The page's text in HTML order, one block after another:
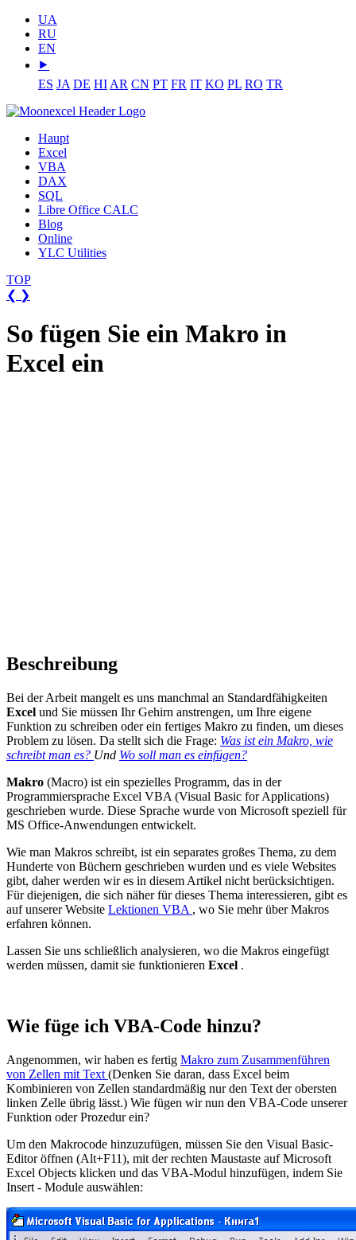
UA
RU
EN
⯈
ES JA DE HI AR CN PT FR IT KO PL RO TR
Haupt
Excel
VBA
DAX
SQL
Libre Office CALC
Blog
Online
YLC Utilities
TOP
❮ ❯
So fügen Sie ein Makro in
Excel ein
Beschreibung
Bei der Arbeit mangelt es uns manchmal an Standardfähigkeiten
Excel und Sie müssen Ihr Gehirn anstrengen, um Ihre eigene
Funktion zu schreiben oder ein fertiges Makro zu finden, um dieses
Problem zu lösen. Da stellt sich die Frage: Was ist ein Makro, wie
schreibt man es? Und Wo soll man es einfügen?
Makro (Macro) ist ein spezielles Programm, das in der
Programmiersprache Excel VBA (Visual Basic for Applications)
geschrieben wurde. Diese Sprache wurde von Microsoft speziell für
MS Office-Anwendungen entwickelt.
Wie man Makros schreibt, ist ein separates großes Thema, zu dem
Hunderte von Büchern geschrieben wurden und es viele Websites
gibt, daher werden wir es in diesem Artikel nicht berücksichtigen.
Für diejenigen, die sich näher für dieses Thema interessieren, gibt es
auf unserer Website Lektionen VBA , wo Sie mehr über Makros
erfahren können.
Lassen Sie uns schließlich analysieren, wo die Makros eingefügt
werden müssen, damit sie funktionieren Excel .
Wie füge ich VBA-Code hinzu?
Angenommen, wir haben es fertig Makro zum Zusammenführen
von Zellen mit Text (Denken Sie daran, dass Excel beim
Kombinieren von Zellen standardmäßig nur den Text der obersten
linken Zelle übrig lässt.) Wie fügen wir nun den VBA-Code unserer
Funktion oder Prozedur ein?
Um den Makrocode hinzuzufügen, müssen Sie den Visual Basic-
Editor öffnen (Alt+F11), mit der rechten Maustaste auf Microsoft
Excel Objects klicken und das VBA-Modul hinzufügen, indem Sie
Insert - Module auswählen: